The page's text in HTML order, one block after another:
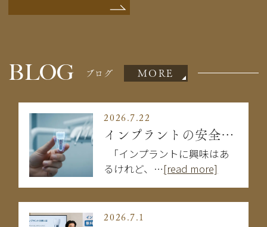
BLOG ブログ MORE
2026.7.22
インプラントの安全性は大丈夫？失敗を防ぐために知るべきこと
「インプラントに興味はあ
るけれど、…[read more]
2026.7.1